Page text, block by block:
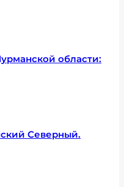
области:
Северный.